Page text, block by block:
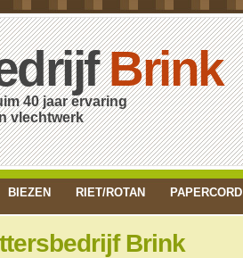
Brink
40 jaar ervaring
BIEZEN RIET/ROTAN PAPERCORD
Brink